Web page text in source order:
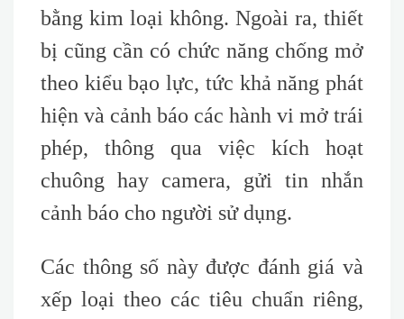
bằng kim loại không. Ngoài ra, thiết
bị cũng cần có chức năng chống mở
theo kiểu bạo lực, tức khả năng phát
hiện và cảnh báo các hành vi mở trái
phép, thông qua việc kích hoạt
chuông hay camera, gửi tin nhắn
cảnh báo cho người sử dụng.
Các thông số này được đánh giá và
xếp loại theo các tiêu chuẩn riêng,